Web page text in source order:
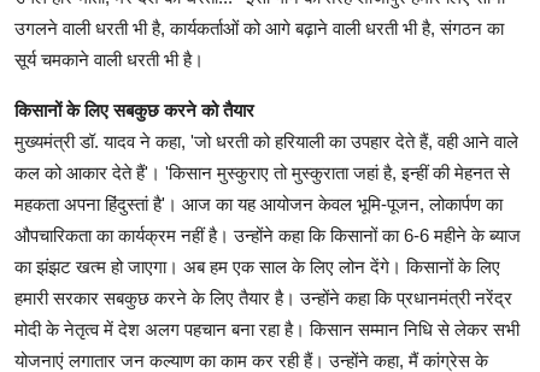
उगलने वाली धरती भी है, कार्यकर्ताओं को आगे बढ़ाने वाली धरती भी है, संगठन का
सूर्य चमकाने वाली धरती भी है।
किसानों के लिए सबकुछ करने को तैयार
मुख्यमंत्री डॉ. यादव ने कहा, 'जो धरती को हरियाली का उपहार देते हैं, वही आने वाले
कल को आकार देते हैं'। 'किसान मुस्कुराए तो मुस्कुराता जहां है, इन्हीं की मेहनत से
महकता अपना हिंदुस्तां है'। आज का यह आयोजन केवल भूमि-पूजन, लोकार्पण का
औपचारिकता का कार्यक्रम नहीं है। उन्होंने कहा कि किसानों का 6-6 महीने के ब्याज
का झंझट खत्म हो जाएगा। अब हम एक साल के लिए लोन देंगे। किसानों के लिए
हमारी सरकार सबकुछ करने के लिए तैयार है। उन्होंने कहा कि प्रधानमंत्री नरेंद्र
मोदी के नेतृत्व में देश अलग पहचान बना रहा है। किसान सम्मान निधि से लेकर सभी
योजनाएं लगातार जन कल्याण का काम कर रही हैं। उन्होंने कहा, मैं कांग्रेस के